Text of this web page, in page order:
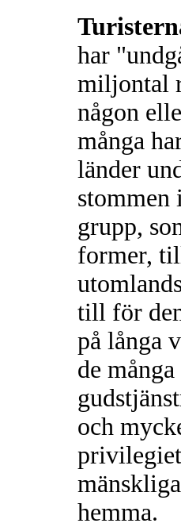
har
miljontal
någon
många
länder
stommen
grupp,
former,
till för
på långa
de
och
hemma.